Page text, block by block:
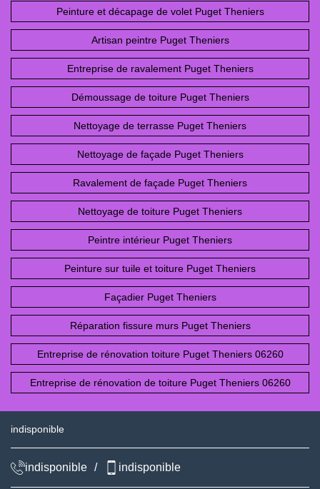
Peinture et décapage de volet Puget Theniers
Artisan peintre Puget Theniers
Entreprise de ravalement Puget Theniers
Démoussage de toiture Puget Theniers
Nettoyage de terrasse Puget Theniers
Nettoyage de façade Puget Theniers
Ravalement de façade Puget Theniers
Nettoyage de toiture Puget Theniers
Peintre intérieur Puget Theniers
Peinture sur tuile et toiture Puget Theniers
Façadier Puget Theniers
Réparation fissure murs Puget Theniers
Entreprise de rénovation toiture Puget Theniers 06260
Entreprise de rénovation de toiture Puget Theniers 06260
indisponible
indisponible / indisponible